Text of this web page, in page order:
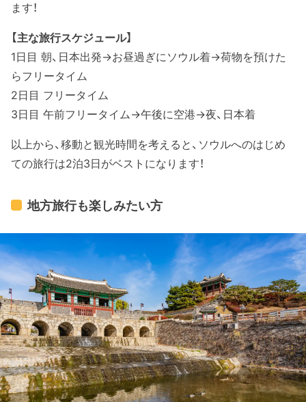
ます！
【主な旅行スケジュール】
1日目 朝、日本出発→お昼過ぎにソウル着→荷物を預けた
らフリータイム
2日目 フリータイム
3日目 午前フリータイム→午後に空港→夜、日本着
以上から、移動と観光時間を考えると、ソウルへのはじめ
ての旅行は2泊3日がベストになります！
地方旅行も楽しみたい方